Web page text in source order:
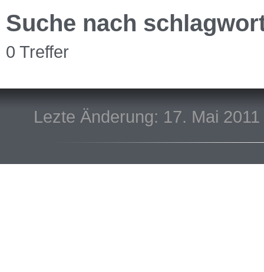
Suche nach
0 Treffer
Lezte Änderung: 17. Mai